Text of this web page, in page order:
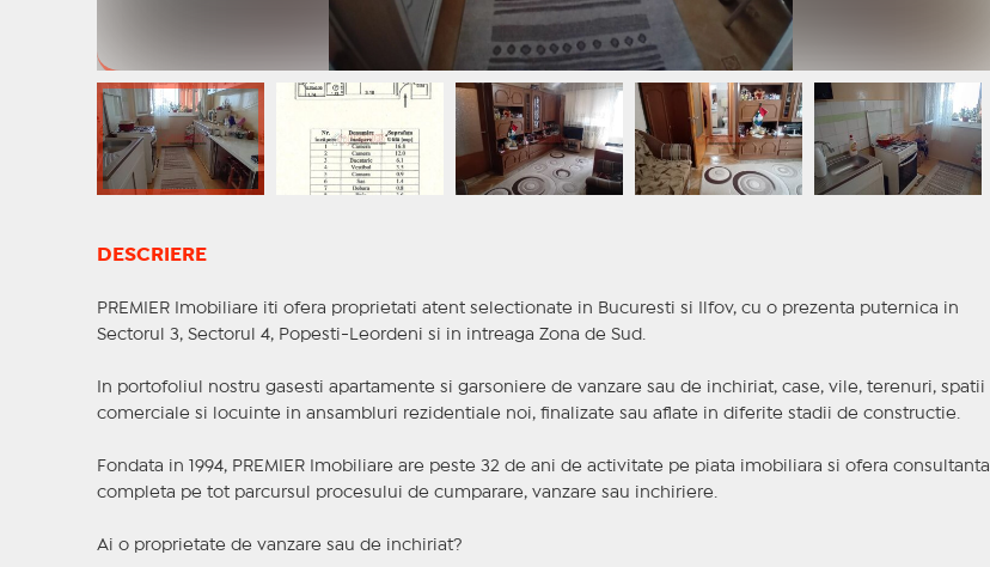
DESCRIERE
PREMIER Imobiliare iti ofera proprietati atent selectionate in Bucuresti si Ilfov, cu o prezenta puternica in
Sectorul 3, Sectorul 4, Popesti-Leordeni si in intreaga Zona de Sud.
In portofoliul nostru gasesti apartamente si garsoniere de vanzare sau de inchiriat, case, vile, terenuri, spatii
comerciale si locuinte in ansambluri rezidentiale noi, finalizate sau aflate in diferite stadii de constructie.
Fondata in 1994, PREMIER Imobiliare are peste 32 de ani de activitate pe piata imobiliara si ofera consultanta
completa pe tot parcursul procesului de cumparare, vanzare sau inchiriere.
Ai o proprietate de vanzare sau de inchiriat?